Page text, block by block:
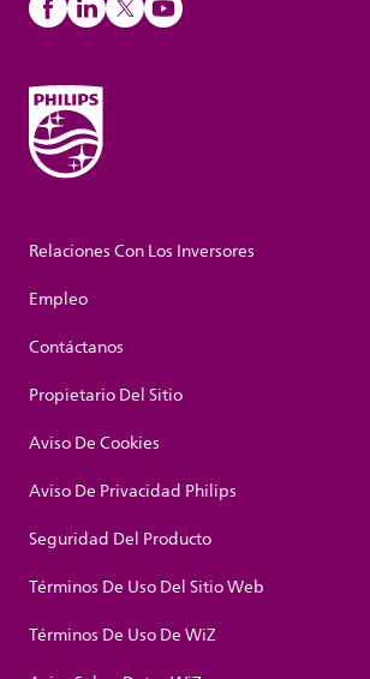
Relaciones Con Los Inversores
Empleo
Contáctanos
Propietario Del Sitio
Aviso De Cookies
Aviso De Privacidad Philips
Seguridad Del Producto
Términos De Uso Del Sitio Web
Términos De Uso De WiZ